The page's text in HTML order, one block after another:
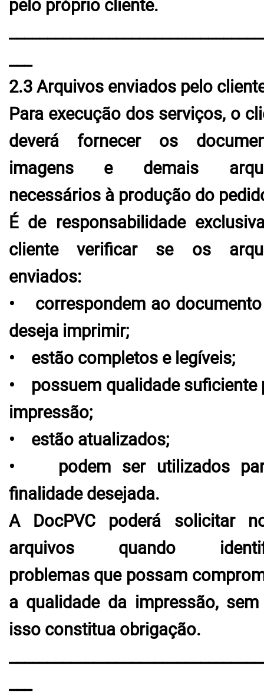
pelo próprio cliente.
___
2.3 Arquivos enviados pelo
Para execução dos serviços, o
deverá fornecer os
imagens e demais
necessários à produção do
É de responsabilidade
cliente verificar se os
enviados:
• correspondem ao documento
deseja imprimir;
• estão completos e legíveis;
• possuem qualidade suficiente
impressão;
• estão atualizados;
• podem ser utilizados
finalidade desejada.
A DocPVC poderá solicitar
arquivos quando
problemas que possam
a qualidade da impressão, sem
isso constitua obrigação.
___